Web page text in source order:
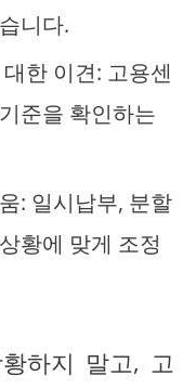
니다.
한 이견: 고용센
준을 확인하는
: 일시납부, 분할
황에 맞게 조정
하지 말고, 고